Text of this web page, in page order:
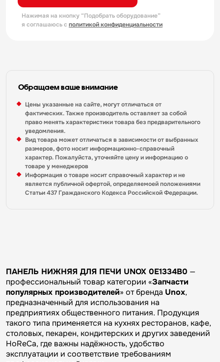
Нажимая на кнопку “Подобрать оборудование”
я соглашаюсь с политикой конфиденциальности
Обращаем ваше внимание
Цены указанные на сайте, могут отличаться от
фактических. Также производитель оставляет за собой
право менять характеристики товара без предварительного
уведомления.
Вид товара может отличаться в зависимости от выбранных
размеров, фото носит информационно-справочный
характер. Пожалуйста, уточняйте цену и информацию о
товаре у менеджеров
Информация о товаре носит справочный характер и не
является публичной офертой, определяемоей положениями
Статьи 437 Гражданского Кодекса Российской Федерации.
ПАНЕЛЬ НИЖНЯЯ ДЛЯ ПЕЧИ UNOX 0E1334B0 —
профессиональный товар категории «Запчасти
популярных производителей» от бренда Unox,
предназначенный для использования на
предприятиях общественного питания. Продукция
такого типа применяется на кухнях ресторанов, кафе,
столовых, пекарен, кондитерских и других заведений
HoReCa, где важны надёжность, удобство
эксплуатации и соответствие требованиям